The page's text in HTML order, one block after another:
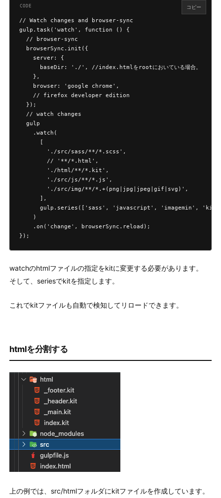
// Watch changes and browser-sync
gulp.task('watch', function () {
  // browser-sync
  browserSync.init({
    server: {
      baseDir: './', //index.htmlをrootにおいている場合。
    },
    browser: 'google chrome',
    // firefox developer edition
  });
  // watch changes
  gulp
    .watch(
      [
        './src/sass/**/*.scss',
        // '**/*.html',
        './html/**/*.kit',
        './src/js/**/*.js',
        './src/img/**/*.+(png|jpg|jpeg|gif|svg)',
      ],
gulp.series(['sass', 'javascript', 'imagemin',
    )
    .on('change', browserSync.reload);
});
コピー
watchのhtmlファイルの指定をkitに変更する必要があります。
そして、seriesでkitを指定します。
これでkitファイルも自動で検知してリロードできます。
htmlを分割する
上の例では、src/htmlフォルダにkitファイルを作成しています。